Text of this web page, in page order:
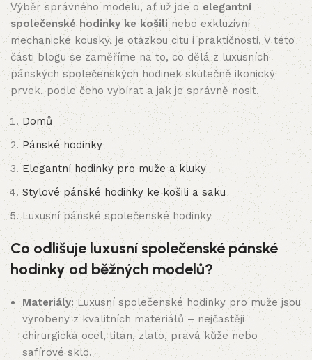
Výběr správného modelu, ať už jde o elegantní
společenské hodinky ke košili nebo exkluzivní
mechanické kousky, je otázkou citu i praktičnosti. V této
části blogu se zaměříme na to, co dělá z luxusních
pánských společenských hodinek skutečně ikonický
prvek, podle čeho vybírat a jak je správně nosit.
Domů
Pánské hodinky
Elegantní hodinky pro muže a kluky
Stylové pánské hodinky ke košili a saku
Luxusní pánské společenské hodinky
Co odlišuje luxusní společenské pánské
hodinky od běžných modelů?
Materiály:Luxusní společenské hodinky pro muže jsou
vyrobeny z kvalitních materiálů – nejčastěji
chirurgická ocel, titan, zlato, pravá kůže nebo
safírové sklo.